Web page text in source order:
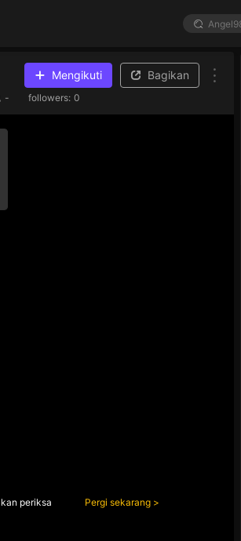
Mengikuti Bagikan
- followers: 0
periksa
Pergi sekarang